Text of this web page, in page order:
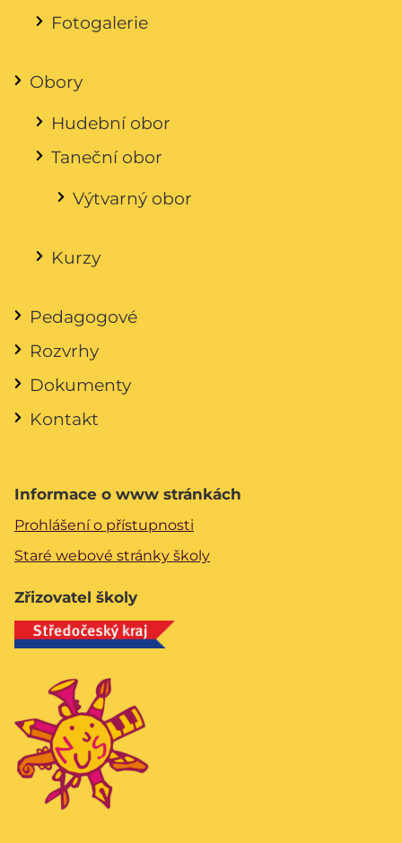
Fotogalerie
Obory
Hudební obor
Taneční obor
Výtvarný obor
Kurzy
Pedagogové
Rozvrhy
Dokumenty
Kontakt
Informace o www stránkách
Prohlášení o přístupnosti
Staré webové stránky školy
Zřizovatel školy